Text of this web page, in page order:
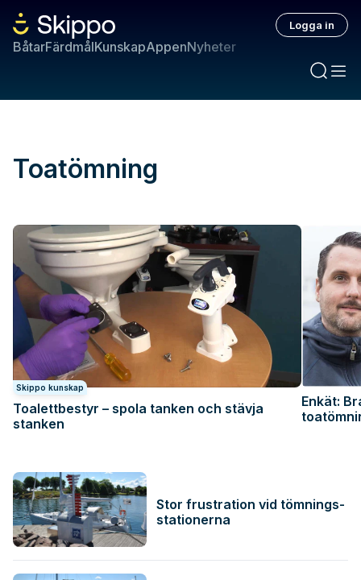
BåtarFärdmålKunskapAppenNyheter
Logga in
Toatömning
Skippo kunskap
Toalettbestyr – spola tanken och stävja
stanken
Enkät:
Stor frustration vid tömnings-
stationerna